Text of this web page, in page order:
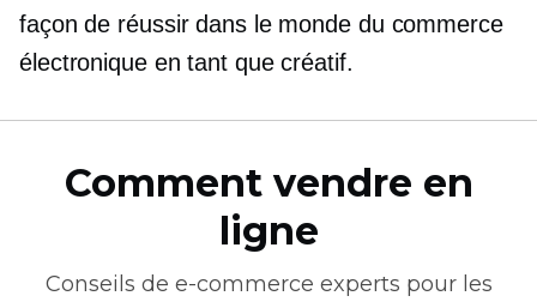
façon de réussir dans le monde du commerce
électronique en tant que créatif.
Comment vendre en
ligne
Conseils de e-commerce experts pour les